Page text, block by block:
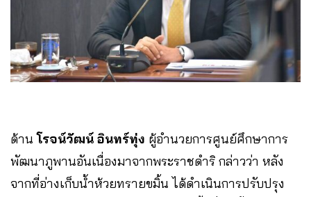
ด้านโรจน์วัฒน์ อินทร์ทุ่ง ผู้อำนวยการศูนย์ศึกษาการ
พัฒนาภูพานอันเนื่องมาจากพระราชดำริ กล่าวว่า หลัง
จากที่อ่างเก็บน้ำห้วยทรายขมิ้น ได้ดำเนินการปรับปรุง